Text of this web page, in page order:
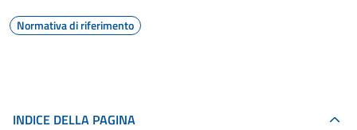
Normativa di riferimento
INDICE DELLA PAGINA